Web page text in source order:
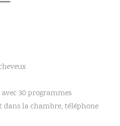
30 programmes
la chambre, téléphone